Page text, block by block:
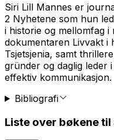
Siri Lill Mannes er
2 Nyhetene som hun
i historie og mellomfag i
dokumentaren Livvakt i
Tsjetsjenia, samt
gründer og daglig leder
effektiv kommunikasjon.
Bibliografi
Liste over bøkene til